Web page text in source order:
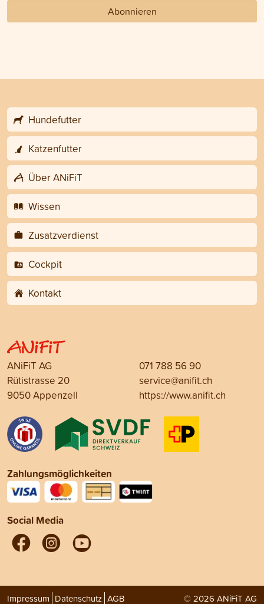
Abonnieren
Hundefutter
Katzenfutter
Über ANiFiT
Wissen
Zusatzverdienst
Cockpit
Kontakt
ANiFiT AG
Rütistrasse 20
9050 Appenzell
071 788 56 90
service@anifit.ch
https://www.anifit.ch
Zahlungsmöglichkeiten
Social Media
Impressum Datenschutz AGB © 2026 ANiFiT AG